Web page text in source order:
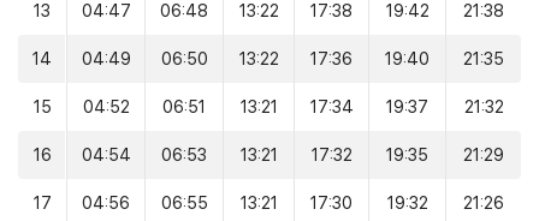
13 04:47 06:48 13:22 17:38 19:42 21:38
14 04:49 06:50 13:22 17:36 19:40 21:35
15 04:52 06:51 13:21 17:34 19:37 21:32
16 04:54 06:53 13:21 17:32 19:35 21:29
17 04:56 06:55 13:21 17:30 19:32 21:26